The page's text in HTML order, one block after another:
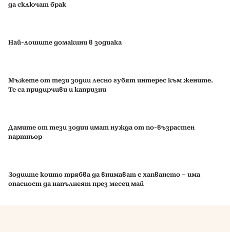
да сключат брак
Най-лошите домакини в зодиака
Мъжете от тези зодии лесно губят интерес към жените.
Те са придирчиви и капризни
Дамите от тези зодии имат нужда от по-възрастен
партньор
Зодиите които трябва да внимават с хапването – има
опасност да напълнеят през месец май